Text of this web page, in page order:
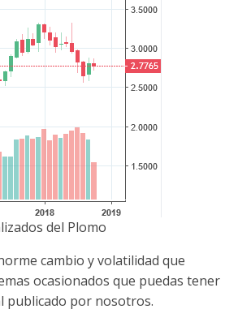
del Plomo
cambio y volatilidad que
ocasionados que puedas tener
publicado por nosotros.